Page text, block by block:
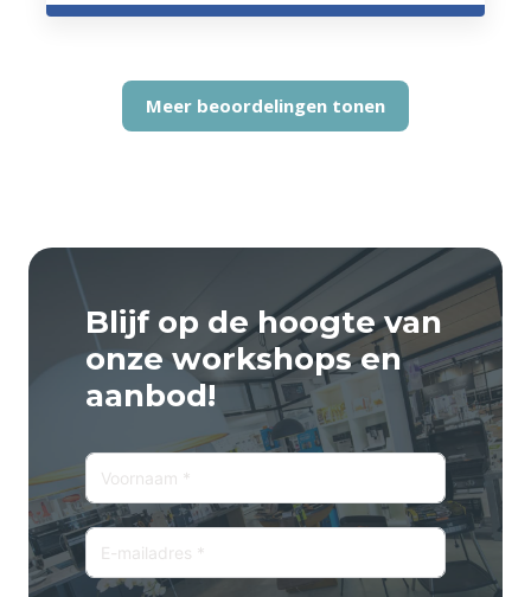
Meer beoordelingen tonen
Blijf op de hoogte van
onze workshops en
aanbod!